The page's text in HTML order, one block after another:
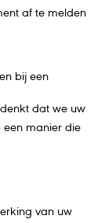
af te melden
bij een
dat we uw
een manier die
van uw